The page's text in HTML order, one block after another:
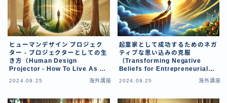
ヒューマンデザイン プロジェク
ター - プロジェクターとしての生
き方（Human Design
Projector - How To Live As A
2024.09.25 海外講座
起業家として成功するためのネガ
ティブな思い込みの克服
（Transforming Negative
Beliefs for Entrepreneurial
2024.09.25 海外講座